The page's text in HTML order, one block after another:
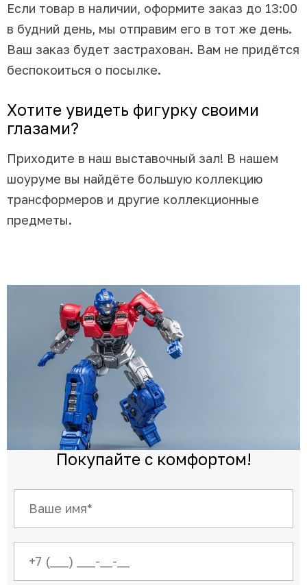
Если товар в наличии, оформите заказ до 13:00
в будний день, мы отправим его в тот же день.
Ваш заказ будет застрахован. Вам не придётся
беспокоиться о посылке.
Хотите увидеть фигурку своими
глазами?
Приходите в наш выставочный зал! В нашем
шоуруме вы найдёте большую коллекцию
трансформеров и другие коллекционные
предметы.
Покупайте с комфортом!